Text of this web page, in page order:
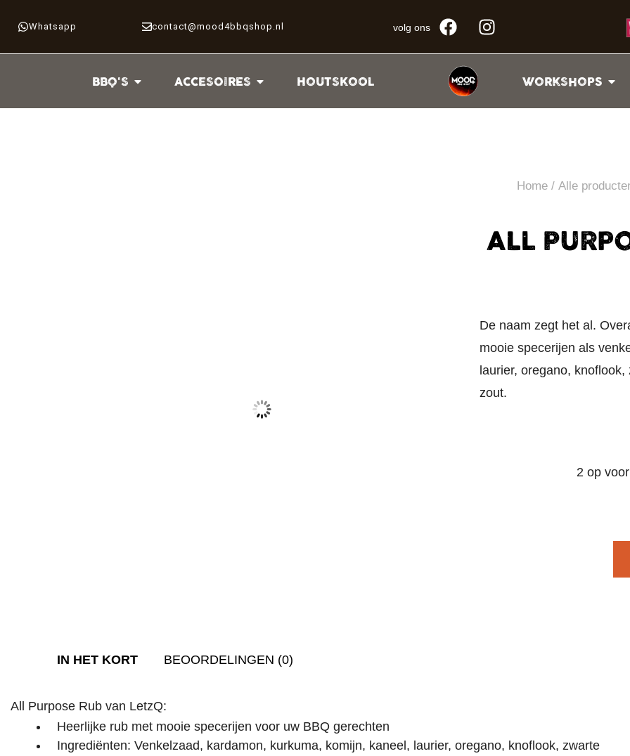
Whatsapp contact@mood4bbqshop.nl volg ons
BBQ'S ACCESOIRES HOUTSKOOL WORKSHOPS
Home/ Alle
ALL
De naam zegt het al.
mooie specerijen als
laurier, oregano,
zout.
2 op
IN HET KORT BEOORDELINGEN (0)
All Purpose Rub van LetzQ:
Heerlijke rub met mooie specerijen voor uw BBQ gerechten
Ingrediënten: Venkelzaad, kardamon, kurkuma, komijn, kaneel, laurier, oregano, knoflook, zwarte